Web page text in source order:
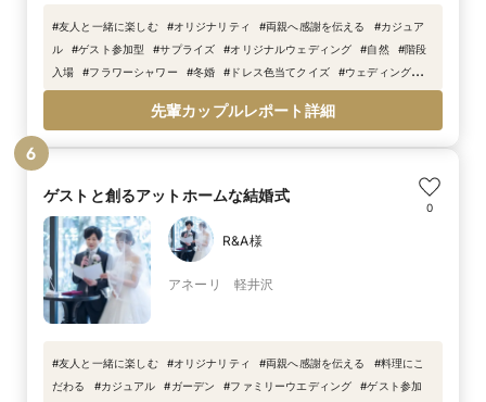
#友人と一緒に楽しむ #オリジナリティ #両親へ感謝を伝える #カジュア
ル
#ゲスト参加型 #サプライズ #オリジナルウェディング #自然 #階段
入場
#フラワーシャワー #冬婚 # ドレス色当てクイズ #ウェディングケー
キ
#ガラス張り #ベールダウン #ダーズンローズ #ドライフラワー #メ
リングリレー #サイリウム
先輩カップルレポート詳細
6
ゲストと創るアットホームな結婚式
0
R&A様
アネーリ 軽井沢
#友人と一緒に楽しむ #オリジナリティ #両親へ感謝を伝える #料理にこ
だわる
#カジュアル #ガーデン #ファミリーウエディング #ゲスト参加